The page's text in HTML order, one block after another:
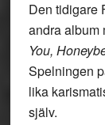
Den tidigare
andra album
You,
Spelningen
lika
själv.